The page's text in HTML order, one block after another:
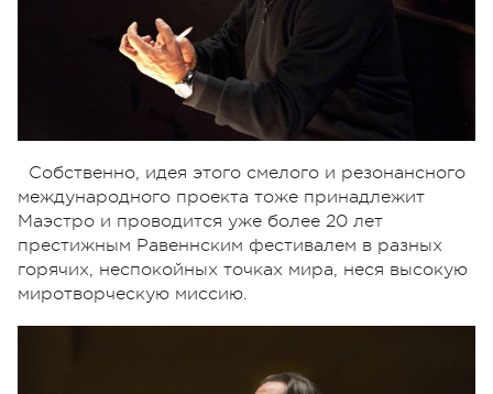
Собственно, идея этого смелого и резонансного
международного проекта тоже принадлежит
Маэстро и проводится уже более 20 лет
престижным Равеннским фестивалем в разных
горячих, неспокойных точках мира, неся высокую
миротворческую миссию.